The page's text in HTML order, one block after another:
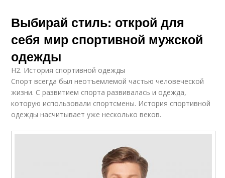
Одежды для женщин Одежда для женщин
Спортивные бренды Спортивные костюмы
Выбирай стиль: открой для
себя мир спортивной мужской
одежды
H2. История спортивной одежды
Спорт всегда был неотъемлемой частью человеческой
жизни. С развитием спорта развивалась и одежда,
которую использовали спортсмены. История спортивной
одежды насчитывает уже несколько веков.